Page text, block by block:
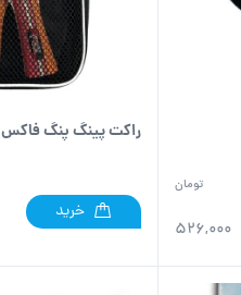
526,000
تومان
راکت پینگ پنگ فاکس
خرید